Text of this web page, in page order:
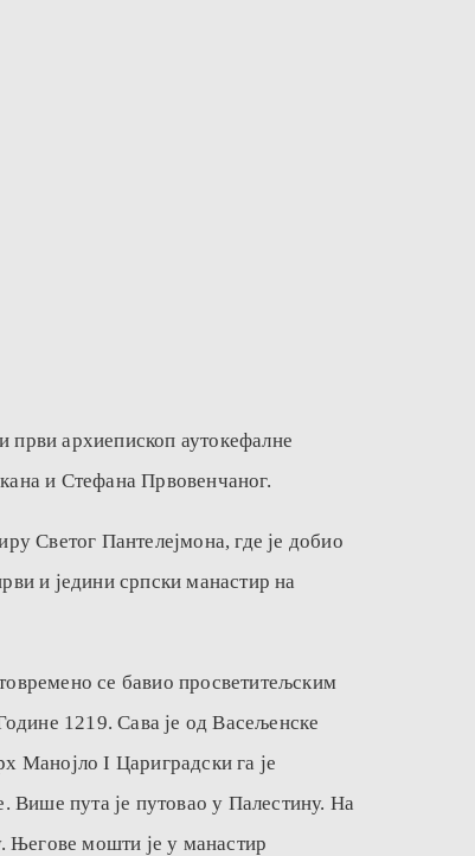
архиепископ аутокефалне
и Стефана Првовенчаног.
Светог Пантелејмона, где је добио
и једини српски манастир на
се бавио просветитељским
1219. Сава је од Васељенске
Манојло I Цариградски га је
Више пута је путовао у Палестину. На
Његове мошти је у манастир